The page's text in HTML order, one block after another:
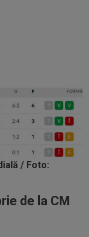
/ Foto:
de la CM